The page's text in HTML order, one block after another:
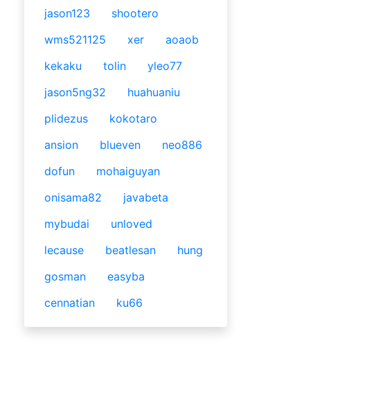
jason123
shootero
wms521125
xer
aoaob
kekaku
tolin
yleo77
jason5ng32
huahuaniu
plidezus
kokotaro
ansion
blueven
neo886
dofun
mohaiguyan
onisama82
javabeta
mybudai
unloved
lecause
beatlesan
hung
gosman
easyba
cennatian
ku66